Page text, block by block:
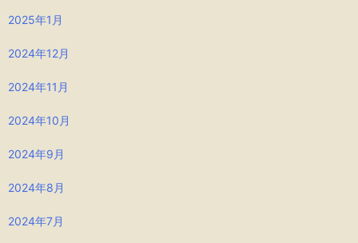
2025年1月
2024年12月
2024年11月
2024年10月
2024年9月
2024年8月
2024年7月